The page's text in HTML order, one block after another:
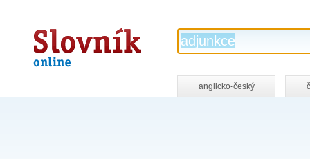
Slovník
online
anglicko-český